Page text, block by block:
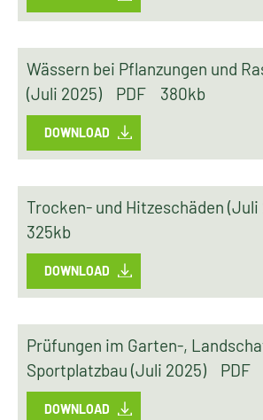
Wässern bei Pflanzungen und
(Juli 2025) PDF 380kb
DOWNLOAD
Trocken- und Hitzeschäden
325kb
DOWNLOAD
Prüfungen im Garten-,
Sportplatzbau (Juli 2025) PDF
DOWNLOAD